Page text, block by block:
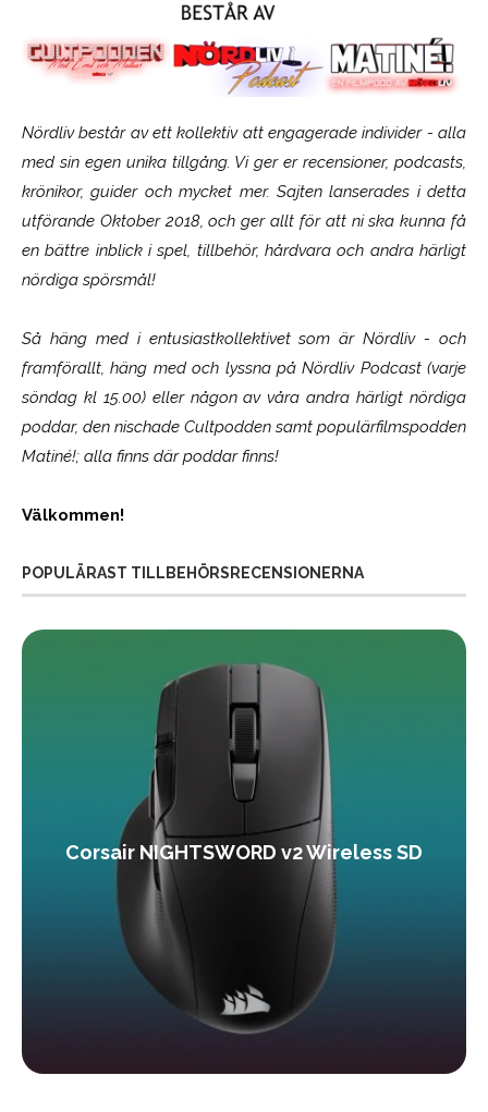
Nördliv består av ett kollektiv att engagerade individer - alla
med sin egen unika tillgång. Vi ger er recensioner, podcasts,
krönikor, guider och mycket mer. Sajten lanserades i detta
utförande Oktober 2018, och ger allt för att ni ska kunna få
en bättre inblick i spel, tillbehör, hårdvara och andra härligt
nördiga spörsmål!
Så häng med i entusiastkollektivet som ärNördliv- och
framförallt, häng med och lyssna på Nördliv Podcast (varje
söndag kl 15.00) eller någon av våra andra härligt nördiga
poddar, den nischade Cultpodden samt populärfilmspodden
Matiné!; alla finns där poddar finns!
Välkommen!
POPULÄRAST TILLBEHÖRSRECENSIONERNA
Corsair NIGHTSWORD v2 Wireless SD